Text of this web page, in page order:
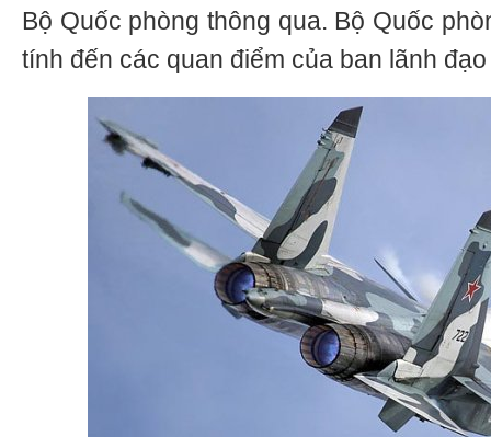
Bộ Quốc phòng thông qua. Bộ Quốc
tính đến các quan điểm của ban lãnh